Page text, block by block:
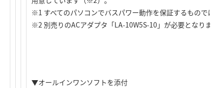
※1 すべてのパソコンでバスパワー動作を保証するものでは
※2 別売りのACアダプタ「LA-10W5S-10」が必要となりま
▼オールインワンソフトを添付